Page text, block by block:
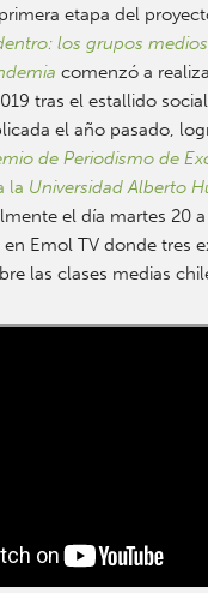
etapa del
los grupos
comenzó a
tras el estallido
el año pasado,
de Periodismo de
la Universidad Alberto
el día martes 20
Emol TV donde tres
las clases medias